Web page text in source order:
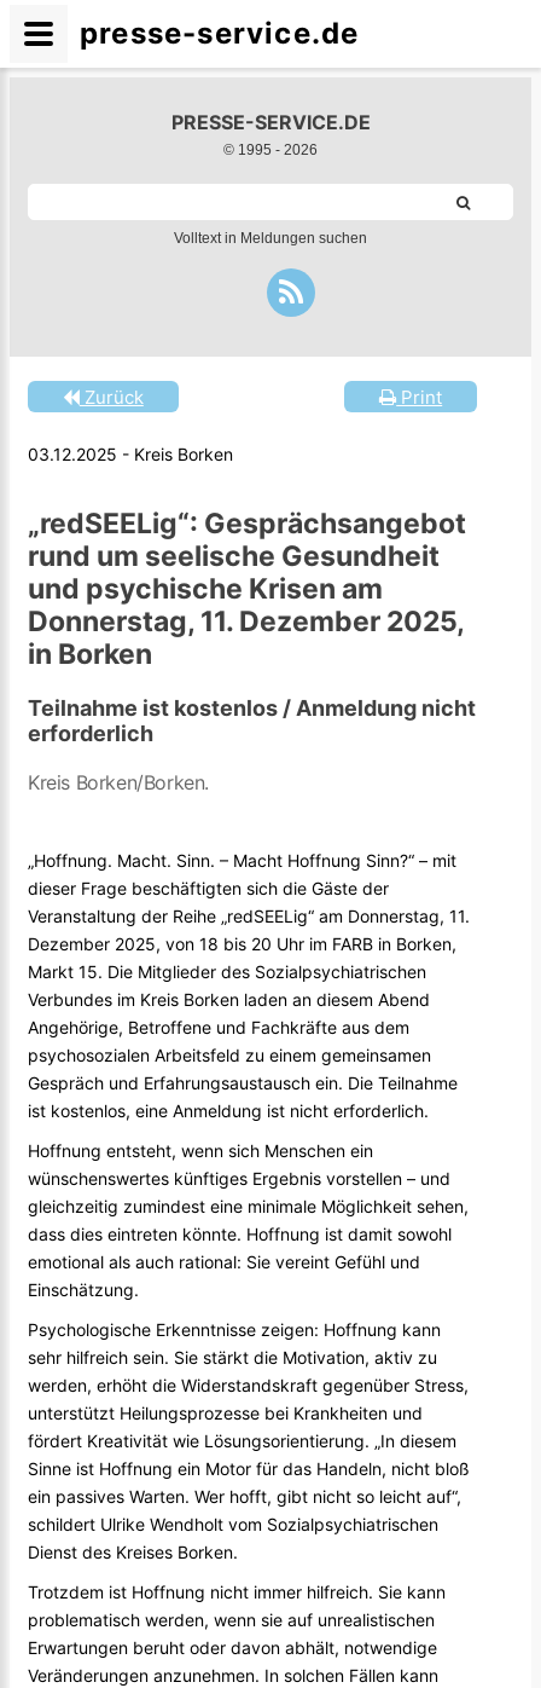
PRESSE-SERVICE.DE
© 1995 - 2026
Volltext in Meldungen suchen
Print
Zurück
03.12.2025 - Kreis Borken
„redSEELig“: Gesprächsangebot
rund um seelische Gesundheit
und psychische Krisen am
Donnerstag, 11. Dezember 2025,
in Borken
Teilnahme ist kostenlos / Anmeldung nicht
erforderlich
Kreis Borken/Borken.
„Hoffnung. Macht. Sinn. – Macht Hoffnung Sinn?“ – mit
dieser Frage beschäftigten sich die Gäste der
Veranstaltung der Reihe „redSEELig“ am Donnerstag, 11.
Dezember 2025, von 18 bis 20 Uhr im FARB in Borken,
Markt 15. Die Mitglieder des Sozialpsychiatrischen
Verbundes im Kreis Borken laden an diesem Abend
Angehörige, Betroffene und Fachkräfte aus dem
psychosozialen Arbeitsfeld zu einem gemeinsamen
Gespräch und Erfahrungsaustausch ein. Die Teilnahme
ist kostenlos, eine Anmeldung ist nicht erforderlich.
Hoffnung entsteht, wenn sich Menschen ein
wünschenswertes künftiges Ergebnis vorstellen – und
gleichzeitig zumindest eine minimale Möglichkeit sehen,
dass dies eintreten könnte. Hoffnung ist damit sowohl
emotional als auch rational: Sie vereint Gefühl und
Einschätzung.
Psychologische Erkenntnisse zeigen: Hoffnung kann
sehr hilfreich sein. Sie stärkt die Motivation, aktiv zu
werden, erhöht die Widerstandskraft gegenüber Stress,
unterstützt Heilungsprozesse bei Krankheiten und
fördert Kreativität wie Lösungsorientierung. „In diesem
Sinne ist Hoffnung ein Motor für das Handeln, nicht bloß
ein passives Warten. Wer hofft, gibt nicht so leicht auf“,
schildert Ulrike Wendholt vom Sozialpsychiatrischen
Dienst des Kreises Borken.
Trotzdem ist Hoffnung nicht immer hilfreich. Sie kann
problematisch werden, wenn sie auf unrealistischen
Erwartungen beruht oder davon abhält, notwendige
Veränderungen anzunehmen. In solchen Fällen kann
presse-service.de